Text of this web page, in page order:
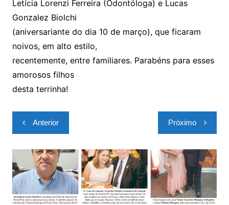
Letícia Lorenzi Ferreira (Odontóloga) e Lucas
Gonzalez Biolchi
(aniversariante do dia 10 de março), que ficaram
noivos, em alto estilo,
recentemente, entre familiares. Parabéns para esses
amorosos filhos
desta terrinha!
Navegação
de
Post
Anterior Próximo